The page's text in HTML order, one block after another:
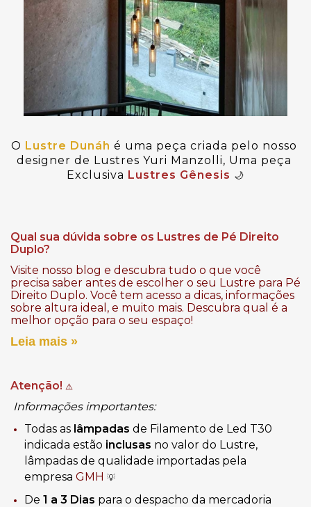
O Lustre Dunáh é uma peça criada pelo nosso
designer de Lustres Yuri Manzolli, Uma peça
Exclusiva Lustres Gênesis 🌙
Qual sua dúvida sobre os Lustres de Pé Direito
Duplo?
Visite nosso blog e descubra tudo o que você
precisa saber antes de escolher o seu Lustre para Pé
Direito Duplo. Você tem acesso a dicas, informações
sobre altura ideal, e muito mais. Descubra qual é a
melhor opção para o seu espaço!
Leia mais »
Atenção! ⚠️
Informações importantes:
Todas as lâmpadas de Filamento de Led T30
indicada estão inclusas no valor do Lustre,
lâmpadas de qualidade importadas pela
empresa GMH 💡
De 1 a 3 Dias para o despacho da mercadoria